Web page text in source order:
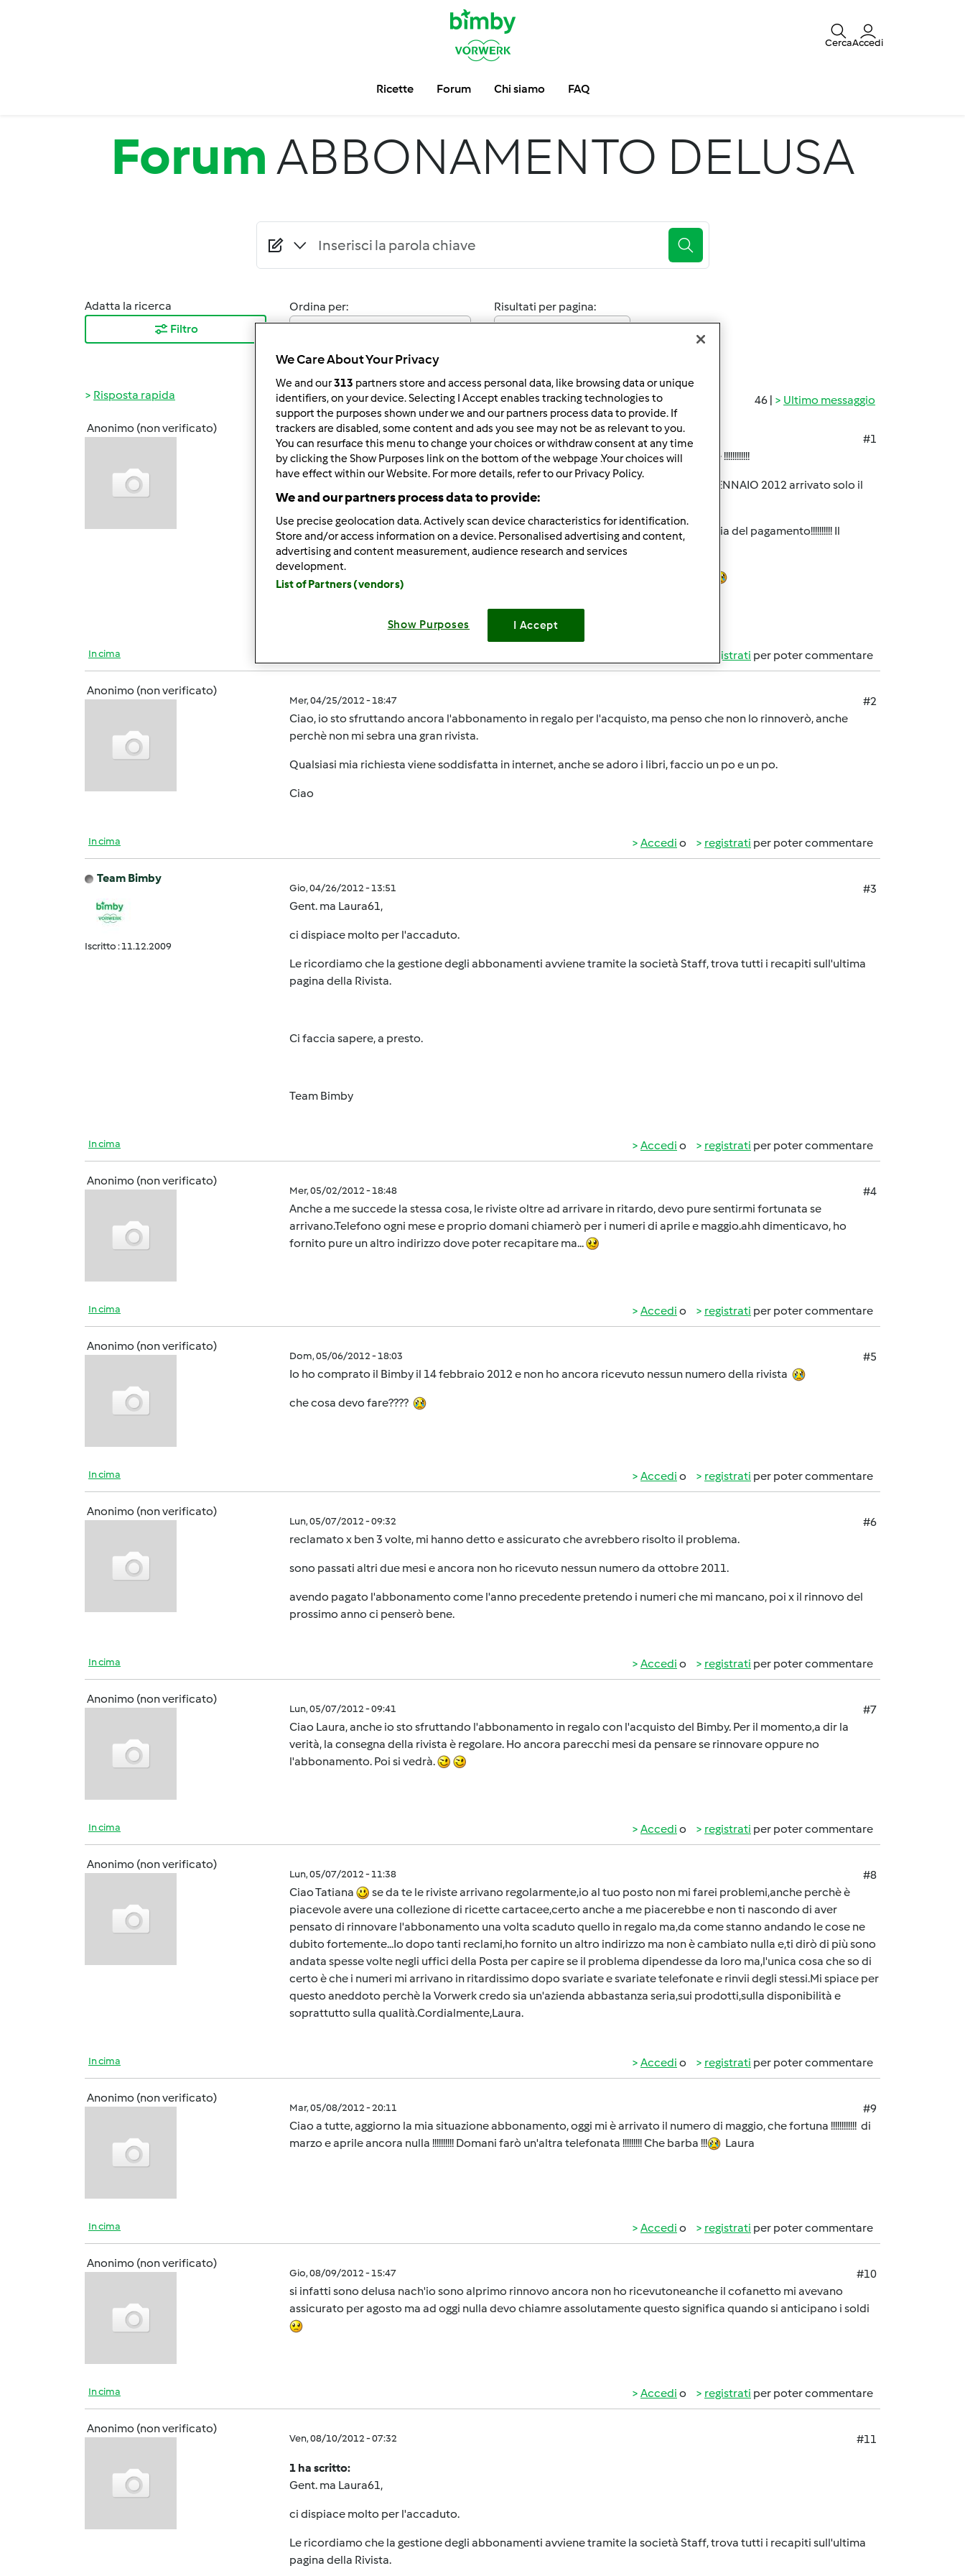
CercaAccedi
Ricette Forum Chi siamo FAQ
ForumABBONAMENTO DELUSA
Adatta la ricerca
Filtro
Ordina per:
Risultati per pagina:
46 | Ultimo messaggio
Risposta rapida
Anonimo (non verificato)
Mer, 04/25/2012 - 16:19
#1
Ho rinnovato per il 2° anno l'abbonamento della rivista Noi voi Bimby, che delusione !!!!!!!!!!!!
Arrivano sempre in ritardo anche di un mese, ora non arrivano !!!!!!!!!!! PAGATO IL 12 GENNAIO 2012 arrivato solo il
numero di febbraio, dopo numerose telefonate, marzo e aprile nulla!!!!!!!!!!!!!!!
Sono stufa di spendere soldi per le telefonate, ho inviato anche mail con la fotocopia del pagamento!!!!!!!!!! Il
servizioè PESSIMO !!!!!!!!!!!!!!!! Il raccoglitore che ho pagato non è arrivato !!!
Domani chiamerò nuovamente, se il servizio non migliora è inutile abbonarsi !!!!!!!!!!!!!
In cima registrati per poter commentare
Anonimo (non verificato)
Mer, 04/25/2012 - 18:47
#2
Ciao, io sto sfruttando ancora l'abbonamento in regalo per l'acquisto, ma penso che non lo rinnoverò, anche
perchè non mi sebra una gran rivista.
Qualsiasi mia richiesta viene soddisfatta in internet, anche se adoro i libri, faccio un po e un po.
Ciao
In cima Accedi o registrati per poter commentare
Team Bimby
Iscritto : 11.12.2009
Gio, 04/26/2012 - 13:51
#3
Gent. ma Laura61,
ci dispiace molto per l'accaduto.
Le ricordiamo che la gestione degli abbonamenti avviene tramite la società Staff, trova tutti i recapiti sull'ultima
pagina della Rivista.
Ci faccia sapere, a presto.
Team Bimby
In cima Accedi o registrati per poter commentare
Anonimo (non verificato)
Mer, 05/02/2012 - 18:48
#4
Anche a me succede la stessa cosa, le riviste oltre ad arrivare in ritardo, devo pure sentirmi fortunata se
arrivano.Telefono ogni mese e proprio domani chiamerò per i numeri di aprile e maggio.ahh dimenticavo, ho
fornito pure un altro indirizzo dove poter recapitare ma...
In cima Accedi o registrati per poter commentare
Anonimo (non verificato)
Dom, 05/06/2012 - 18:03
#5
Io ho comprato il Bimby il 14 febbraio 2012 e non ho ancora ricevuto nessun numero della rivista
che cosa devo fare????
In cima Accedi o registrati per poter commentare
Anonimo (non verificato)
Lun, 05/07/2012 - 09:32
#6
reclamato x ben 3 volte, mi hanno detto e assicurato che avrebbero risolto il problema.
sono passati altri due mesi e ancora non ho ricevuto nessun numero da ottobre 2011.
avendo pagato l'abbonamento come l'anno precedente pretendo i numeri che mi mancano, poi x il rinnovo del
prossimo anno ci penserò bene.
In cima Accedi o registrati per poter commentare
Anonimo (non verificato)
Lun, 05/07/2012 - 09:41
#7
Ciao Laura, anche io sto sfruttando l'abbonamento in regalo con l'acquisto del Bimby. Per il momento,a dir la
verità, la consegna della rivista è regolare. Ho ancora parecchi mesi da pensare se rinnovare oppure no
l'abbonamento. Poi si vedrà.
In cima Accedi o registrati per poter commentare
Anonimo (non verificato)
Lun, 05/07/2012 - 11:38
#8
Ciao Tatiana
se da te le riviste arrivano regolarmente,io al tuo posto non mi farei problemi,anche perchè è
piacevole avere una collezione di ricette cartacee,certo anche a me piacerebbe e non ti nascondo di aver
pensato di rinnovare l'abbonamento una volta scaduto quello in regalo ma,da come stanno andando le cose ne
dubito fortemente...Io dopo tanti reclami,ho fornito un altro indirizzo ma non è cambiato nulla e,ti dirò di più sono
andata spesse volte negli uffici della Posta per capire se il problema dipendesse da loro ma,l'unica cosa che so di
certo è che i numeri mi arrivano in ritardissimo dopo svariate e svariate telefonate e rinvii degli stessi.Mi spiace per
questo aneddoto perchè la Vorwerk credo sia un'azienda abbastanza seria,sui prodotti,sulla disponibilità e
soprattutto sulla qualità.Cordialmente,Laura.
In cima Accedi o registrati per poter commentare
Anonimo (non verificato)
Mar, 05/08/2012 - 20:11
#9
Ciao a tutte, aggiorno la mia situazione abbonamento, oggi mi è arrivato il numero di maggio, che fortuna !!!!!!!!!!!! di
marzo e aprile ancora nulla !!!!!!!!!! Domani farò un'altra telefonata !!!!!!!!! Che barba !!!
Laura
In cima Accedi o registrati per poter commentare
Anonimo (non verificato)
Gio, 08/09/2012 - 15:47
#10
si infatti sono delusa nach'io sono alprimo rinnovo ancora non ho ricevutoneanche il cofanetto mi avevano
assicurato per agosto ma ad oggi nulla devo chiamre assolutamente questo significa quando si anticipano i soldi
In cima Accedi o registrati per poter commentare
Anonimo (non verificato)
Ven, 08/10/2012 - 07:32 #11
1 ha scritto:
Gent. ma Laura61,
ci dispiace molto per l'accaduto.
Le ricordiamo che la gestione degli abbonamenti avviene tramite la società Staff, trova tutti i recapiti sull'ultima
pagina della Rivista.
We Care About Your Privacy
We and our313 partners store and access personal data, like browsing data or unique
identifiers, on your device. Selecting I Accept enables tracking technologies to
support the purposes shown under we and our partners process data to provide. If
trackers are disabled, some content and ads you see may not be as relevant to you.
You can resurface this menu to change your choices or withdraw consent at any time
by clicking the Show Purposes link on the bottom of the webpage .Your choices will
have effect within our Website. For more details, refer to our Privacy Policy.
We and our partners process data to provide:
Use precise geolocation data. Actively scan device characteristics for identification.
Store and/or access information on a device. Personalised advertising and content,
advertising and content measurement, audience research and services
development.
List of Partners (vendors)
Show Purposes I Accept